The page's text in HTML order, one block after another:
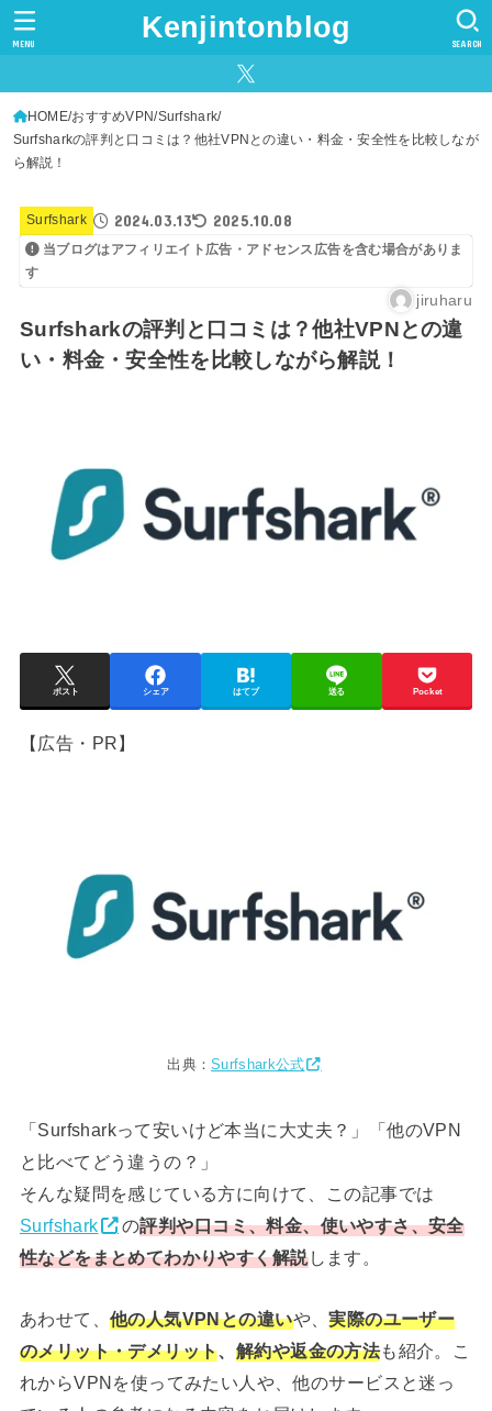
Kenjintonblog SEARCH
MENU
HOME おすすめVPN Surfshark
Surfsharkの評判と口コミは？他社VPNとの違い・料金・安全性を比較しなが
ら解説！
Surfshark 2024.03.13 2025.10.08
当ブログはアフィリエイト広告・アドセンス広告を含む場合がありま
す
jiruharu
Surfsharkの評判と口コミは？他社VPNとの違
い・料金・安全性を比較しながら解説！
ポスト シェア はてブ 送る Pocket
【広告・PR】
出典：Surfshark公式
「Surfsharkって安いけど本当に大丈夫？」「他のVPN
と比べてどう違うの？」
そんな疑問を感じている方に向けて、この記事では
Surfshark
の評判や口コミ、料金、使いやすさ、安全
性などをまとめてわかりやすく解説します。
あわせて、 他の人気VPNとの違いや、実際のユーザー
のメリット・デメリット、 解約や返金の方法も紹介。こ
れからVPNを使ってみたい人や、他のサービスと迷っ